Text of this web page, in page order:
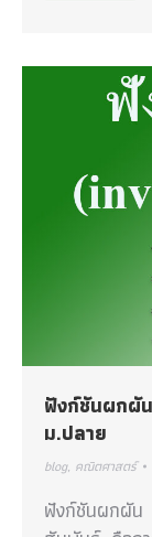
ฟังก์ชันผก
ม.ปลาย
blog, คณิตศาสตร์
ฟังก์ชันผกผัน